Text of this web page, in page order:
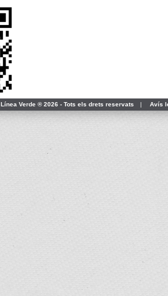
Línea Verde ® 2026 - Tots els drets reservats | Avís